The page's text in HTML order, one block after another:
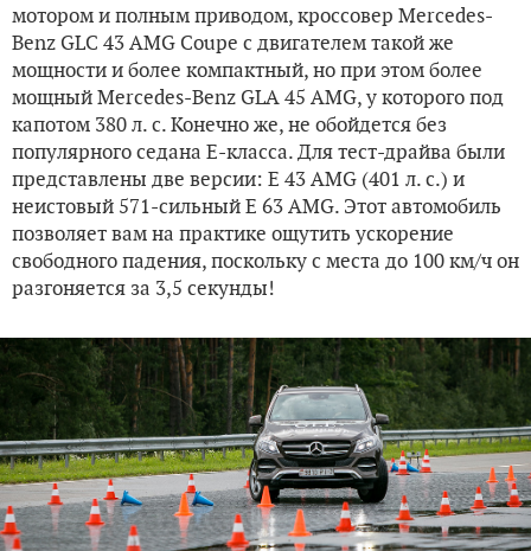
мотором и полным приводом, кроссовер Mercedes-
Benz GLC 43 AMG Coupe с двигателем такой же
мощности и более компактный, но при этом более
мощный Mercedes-Benz GLA 45 AMG, у которого под
капотом 380 л. с. Конечно же, не обойдется без
популярного седана Е-класса. Для тест-драйва были
представлены две версии: Е 43 AMG (401 л. с.) и
неистовый 571-сильный Е 63 AMG. Этот автомобиль
позволяет вам на практике ощутить ускорение
свободного падения, поскольку с места до 100 км/ч он
разгоняется за 3,5 секунды!